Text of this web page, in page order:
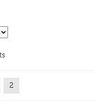
Trié
plus
récent
2